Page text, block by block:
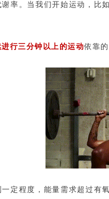
率。当我们开始运动，比
行三分钟以上的运动依靠
定程度，能量需求超过有